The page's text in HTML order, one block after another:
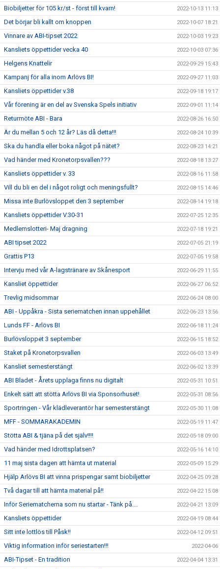
Biobiljetter för 105 kr/st - först till kvarn! 2022-10-13 11:13
Det börjar bli kallt om knoppen 2022-10-07 18:21
Vinnare av ABI-tipset 2022 2022-10-03 19:23
Kansliets öppettider vecka 40 2022-10-03 07:36
Helgens Knattelir 2022-09-29 15:43
Kampanj för alla inom Arlövs BI! 2022-09-27 11:03
Kansliets öppettider v.38 2022-09-18 19:17
Vår förening är en del av Svenska Spels initiativ 2022-09-01 11:14
Returmöte ABI - Bara 2022-08-26 16:50
Är du mellan 5 och 12 år? Läs då detta!!! 2022-08-24 10:39
Ska du handla eller boka något på nätet? 2022-08-23 14:21
Vad händer med Kronetorpsvallen??? 2022-08-18 13:27
Kansliets öppettider v. 33 2022-08-16 11:58
Vill du bli en del i något roligt och meningsfullt? 2022-08-15 14:46
Missa inte Burlövsloppet den 3 september 2022-08-14 19:18
Kansliets öppettider V.30-31 2022-07-25 12:35
Medlemslotteri- Maj dragning 2022-07-18 19:21
ABI tipset 2022 2022-07-05 21:19
Grattis P13 2022-07-05 19:58
Intervju med vår A-lagstränare av Skånesport 2022-06-29 11:55
Kansliet öppettider 2022-06-27 06:52
Trevlig midsommar 2022-06-24 08:00
ABI - Uppåkra - Sista seriematchen innan uppehållet 2022-06-23 13:56
Lunds FF - Arlövs BI 2022-06-18 11:24
Burlövsloppet 3 september 2022-06-15 18:52
Staket på Kronetorpsvallen 2022-06-03 13:49
Kansliet semesterstängt 2022-06-02 13:39
ABI Bladet - Årets upplaga finns nu digitalt 2022-05-31 10:51
Enkelt sätt att stötta Arlövs BI via Sponsorhuset! 2022-05-31 08:56
Sportringen - Vår klädleverantör har semesterstängt 2022-05-30 11:08
MFF - SOMMARAKADEMIN 2022-05-19 11:47
Stötta ABI & tjäna på det själv!!!! 2022-05-18 09:00
Vad händer med Idrottsplatsen? 2022-05-16 14:10
11 maj sista dagen att hämta ut material 2022-05-09 15:29
Hjälp Arlövs BI att vinna prispengar samt biobiljetter 2022-04-25 09:28
Två dagar till att hämta material på!! 2022-04-22 15:08
Inför Seriematcherna som nu startar - Tänk på.... 2022-04-21 13:09
Kansliets öppettider 2022-04-19 08:44
Sitt inte lottlös till Påsk!! 2022-04-12 09:51
Viktig information inför seriestarten!!! 2022-04-06
ABI-Tipset - En tradition 2022-04-04 13:31